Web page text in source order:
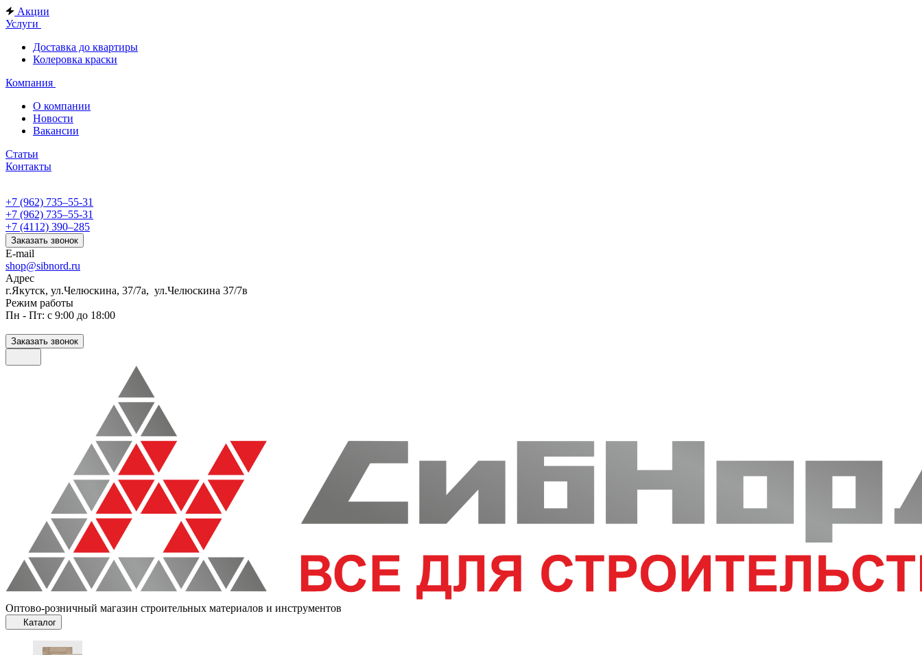
Акции
Услуги
Доставка до квартиры
Колеровка краски
Компания
О компании
Новости
Вакансии
Статьи
Контакты
+7 (962) 735‒55-31
+7 (962) 735‒55-31
+7 (4112) 390‒285
Заказать звонок
E-mail
shop@sibnord.ru
Адрес
​г.Якутск, ул.Челюскина, 37/7а, ул.Челюскина 37/7в
Режим работы
Пн - Пт: с 9:00 до 18:00
Заказать звонок
Оптово-розничный магазин строительных материалов и инструментов
Каталог